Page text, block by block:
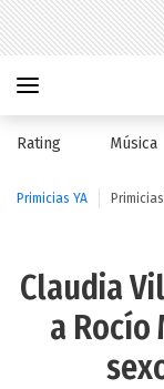
Rating Música
Primicias YA
Claudia
a Rocío